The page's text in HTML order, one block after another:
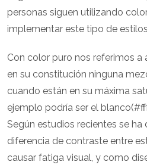
personas siguen utilizando
implementar este tipo de
Con color puro nos referimos a
en su constitución ninguna
cuando están en su máxima
ejemplo podría ser el
Según estudios recientes se
diferencia de contraste entre
causar fatiga visual, y como